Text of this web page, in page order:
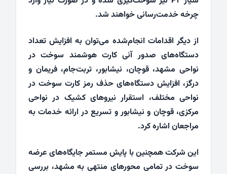
چرخه خدمت‌رسانی خواهند شد.
از دیگر اقدامات انجام‌شده می‌توان به افزایش تعداد
دستگاه‌های صدور آنی کارت هوشمند سوخت در
نواحی مشهد، قوچان، نیشابور، تربت‌جام، فریمان و
درگز، افزایش دستگاه‌های حذف رمز کارت سوخت در
نواحی مختلف، استقرار نیروهای کشیک در نواحی
مرکزی، قوچان و نیشابور و تسریع در ارائه خدمات به
مراجعان اشاره کرد.
این شرکت همچنین با پایش مستمر جایگاه‌های عرضه
سوخت در تمامی محورهای منتهی به مشهد، بررسی